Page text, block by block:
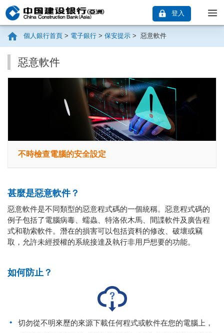
登入
個人銀行首頁 > 電子銀行 > 保安提示 > 惡意軟件
惡意軟件
不時檢查電腦的安全設定
甚麼是惡意軟件？
惡意軟件是不同類型的惡意程式碼的一個統稱。惡意程式碼的
例子包括了電腦病毒、蠕蟲、特洛依木馬、間諜軟件及廣告程
式和勒索軟件。潛在的損害可以包括資料的修改、破壞或竊
取，允許未經授權的系統接達及執行非用戶想要的功能。
如何防止？
切勿從不明來歷的來源下載任何程式或軟件在您的電腦上，